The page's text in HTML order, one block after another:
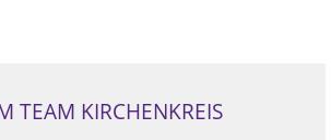
TEAM KIRCHENKREIS